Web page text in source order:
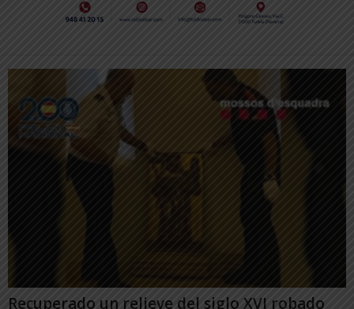
Recuperado un relieve del siglo XVI robado